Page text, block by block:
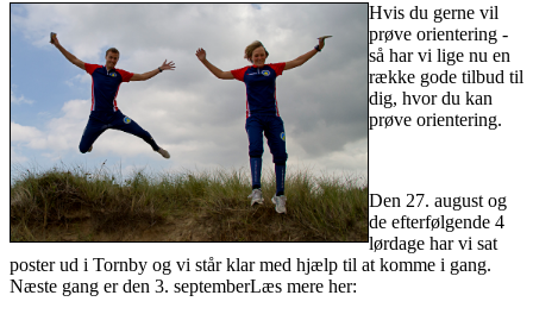
Hvis du gerne vil
prøve orientering -
så har vi lige nu en
række gode tilbud til
dig, hvor du kan
prøve orientering.
Den 27. august og
de efterfølgende 4
lørdage har vi sat
poster ud i Tornby og vi står klar med hjælp til at komme i gang.
Næste gang er den 3. septemberLæs mere her: